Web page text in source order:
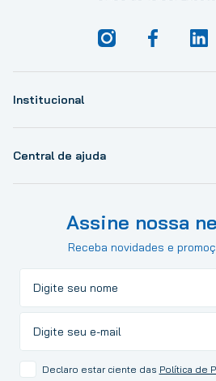
Institucional
Central de ajuda
Assine nossa
Receba novidades e
Declaro estar ciente das Política de